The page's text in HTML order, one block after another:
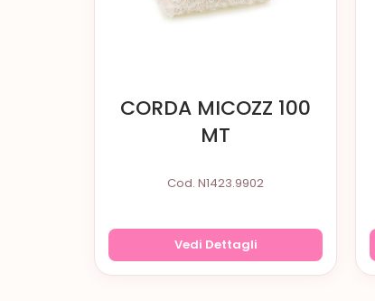
CORDA MICOZZ 100
MT
Cod. N1423.9902
Vedi Dettagli